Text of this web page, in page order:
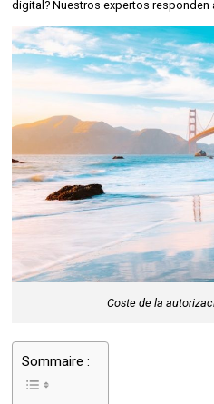
digital? Nuestros expertos responden
Coste de la
Sommaire :